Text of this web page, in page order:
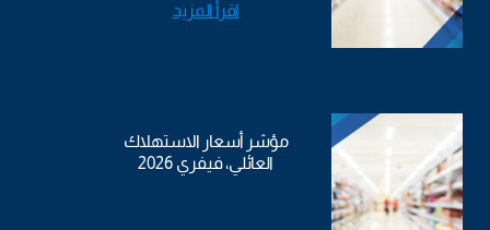
اقرأ المزيد
مؤشر أسعار الاستهلاك
العائلي، فيفري 2026